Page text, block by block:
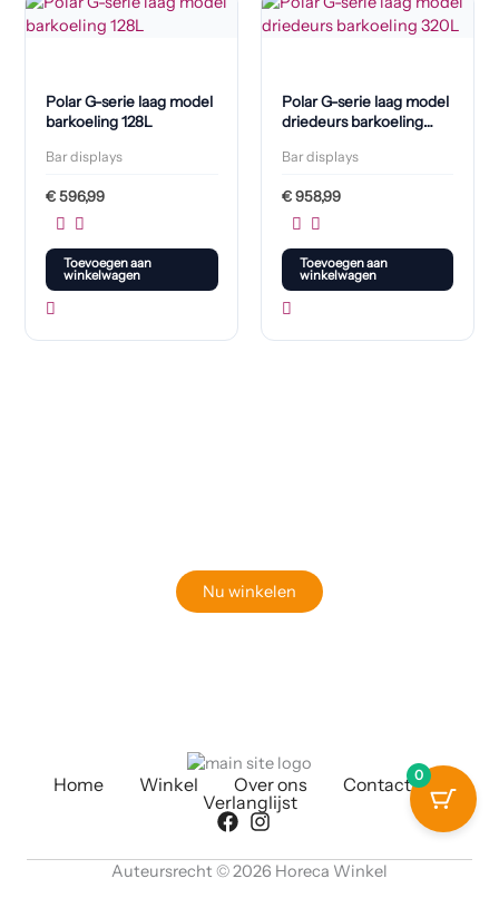
Polar G-serie laag model
barkoeling 128L
Bar displays
€596,99
Toevoegen aan
winkelwagen
Polar G-serie laag model
driedeurs barkoeling
Bar displays
€958,99
Toevoegen aan
winkelwagen
Nu winkelen
Home Winkel Over ons
Contact
Verlanglijst
Auteursrecht © 2026 Horeca Winkel
0